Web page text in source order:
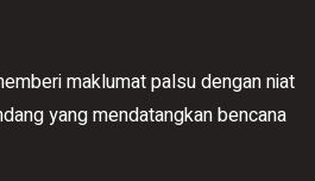
maklumat palsu dengan niat
yang mendatangkan bencana